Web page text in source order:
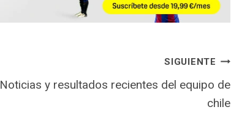
SIGUIENTE
Noticias y resultados recientes del equipo de
chile